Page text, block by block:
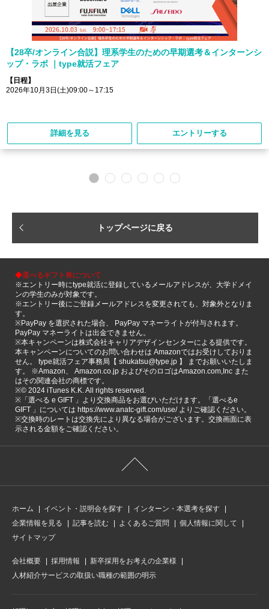
【28卒/オンライン合説】理系学生のための早期選考＆インターンシ
ップ・ラボ ｜type就活フェア
【日程】
2026年10月3日(土)09:00～17:15
詳細を見る エントリーする
トップページに戻る
◆選べるギフト券について
※エントリー時にtype就活に登録しているメールアドレスが、大学ドメイ
ンの学生のみが対象です。
※エントリー後にご登録メールアドレスを変更されても、対象外となりま
す。
※PayPay を選択された場合、 PayPay マネーライトが付与されます。
PayPay マネーライトは出金できません。
※本キャンペーンは株式会社キャリアデザインセンターによる提供です。
本キャンペーンについてのお問い合わせは Amazonではお受けしておりま
せん。 type就活フェア事務局【 shukatsu@type.jp 】 までお願いいたしま
す。 ※Amazon、 Amazon.co.jp およびそのロゴはAmazon.com,Inc また
はその関連会社の商標です。
※©️ 2024 iTunes K.K. All rights reserved.
※「選べる e GIFT 」より交換商品をお選びいただけます。「選べるe
GIFT 」については https://www.anatc-gift.com/use/ よりご確認ください。
※交換時のレートは交換先により異なる場合がございます。交換画面に表
示される金額をご確認ください。
ホーム イベント・説明会を探す
インターン・本選考を探す
企業情報を見る
記事を読む よくあるご質問
個人情報に関して
サイトマップ
会社概要 採用情報
新卒採用をお考えの企業様
人材紹介サービスの取扱い職種の範囲の明示